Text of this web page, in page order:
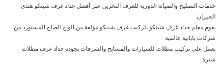
خدمات التصليح والصيانة الدورية للغرف التخزين عبر أفضل حداد غرف شينكو هندي
الخيران
يقوم معلم حداد غرف شينكو بتركيب غرف شينكو مؤلفة من الواح الصاج المستورد من
شركات يابانية عالمية
نعمل على تركيب مظلات للسيارات والمسابح والشرفات بجودة حداد غرف مظلات
شبرة